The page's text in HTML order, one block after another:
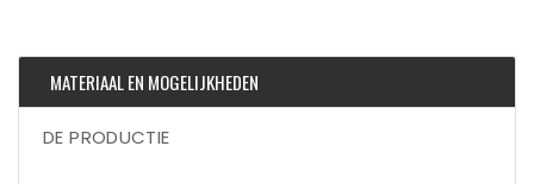
MATERIAAL EN MOGELIJKHEDEN
DE PRODUCTIE